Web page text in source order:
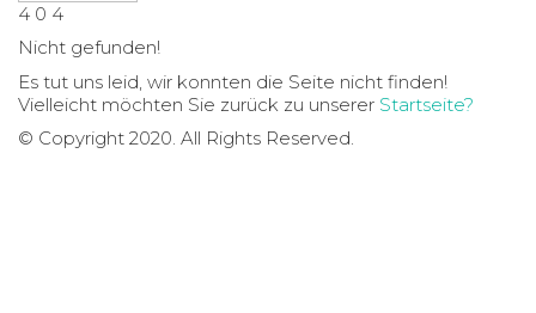
4 0 4
Nicht gefunden!
Es tut uns leid, wir konnten die Seite nicht finden!
Vielleicht möchten Sie zurück zu unserer Startseite?
© Copyright 2020. All Rights Reserved.